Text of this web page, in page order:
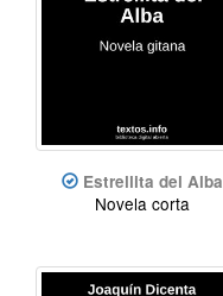
Estrellita del Alba
Novela corta